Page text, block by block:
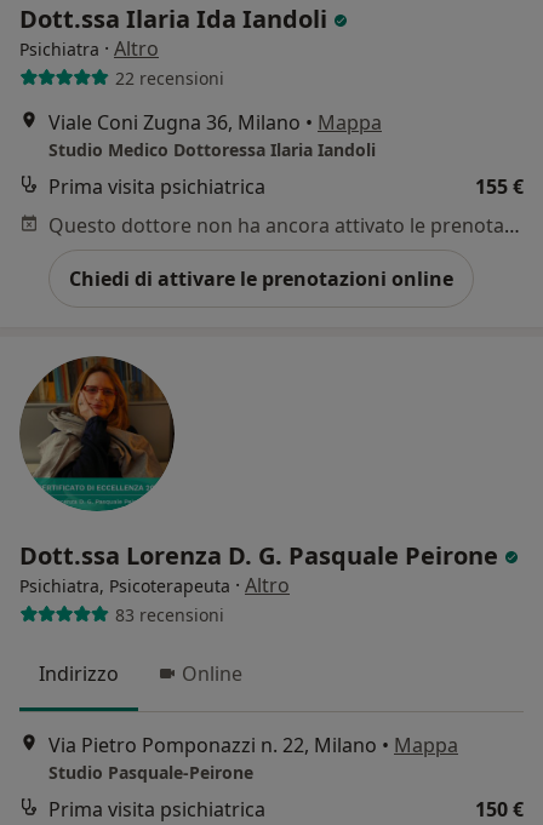
Dott.ssa Ilaria Ida Iandoli
Psichiatra · Altro
22 recensioni
Viale Coni Zugna 36, Milano • Mappa
Studio Medico Dottoressa Ilaria Iandoli
Prima visita psichiatrica
155 €
Questo dottore non ha ancora attivato le prenotazioni online presso questo indirizzo.
Chiedi di attivare le prenotazioni online
Dott.ssa Lorenza D. G. Pasquale Peirone
Psichiatra, Psicoterapeuta · Altro
83 recensioni
Indirizzo Online
Via Pietro Pomponazzi n. 22, Milano • Mappa
Studio Pasquale-Peirone
Prima visita psichiatrica
150 €